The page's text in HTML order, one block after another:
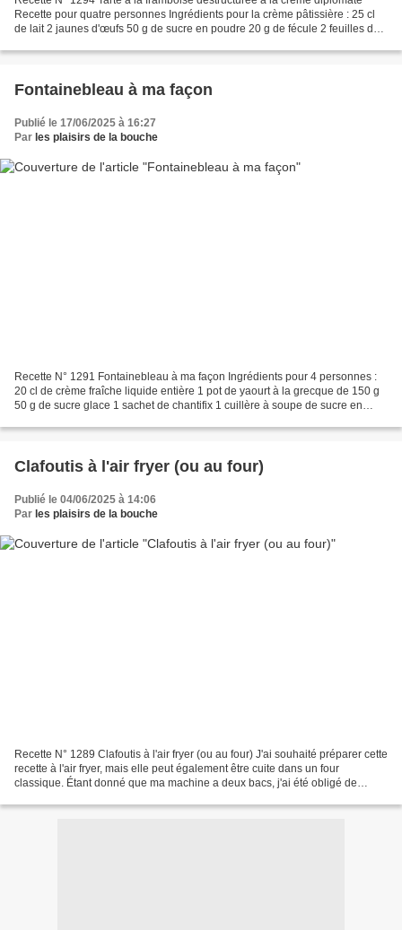
Recette pour quatre personnes Ingrédients pour la crème pâtissière : 25 cl
de lait 2 jaunes d'œufs 50 g de sucre en poudre 20 g de fécule 2 feuilles de
Fontainebleau à ma façon
Publié le 17/06/2025 à 16:27
Par les plaisirs de la bouche
Recette N° 1291 Fontainebleau à ma façon Ingrédients pour 4 personnes :
20 cl de crème fraîche liquide entière 1 pot de yaourt à la grecque de 150 g
50 g de sucre glace 1 sachet de chantifix 1 cuillère à soupe de sucre en
Clafoutis à l'air fryer (ou au four)
Publié le 04/06/2025 à 14:06
Par les plaisirs de la bouche
Recette N° 1289 Clafoutis à l'air fryer (ou au four) J'ai souhaité préparer cette
recette à l'air fryer, mais elle peut également être cuite dans un four
classique. Étant donné que ma machine a deux bacs, j'ai été obligé de